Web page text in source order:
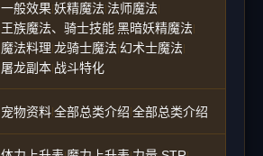
一般效果|妖精魔法|法师魔法|
王族魔法、骑士技能|黑暗妖精魔法|
魔法料理|龙骑士魔法|幻术士魔法|
屠龙副本|战斗特化
宠物资料|全部总类介绍|全部总类介绍